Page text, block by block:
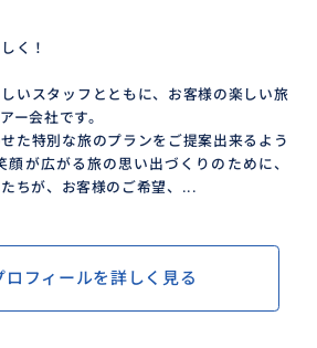
く！
いスタッフとともに、お客様の楽しい旅
ー会社です。
た特別な旅のプランをご提案出来るよう
顔が広がる旅の思い出づくりのために、
ちが、お客様のご希望、...
ロフィールを詳しく見る